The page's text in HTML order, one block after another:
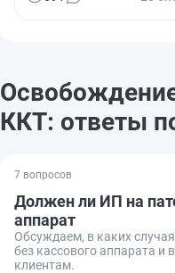
ККТ: ответы
7 вопросов
Должен ли ИП на
аппарат
Обсуждаем, в каких
без кассового аппарата и
клиентам.